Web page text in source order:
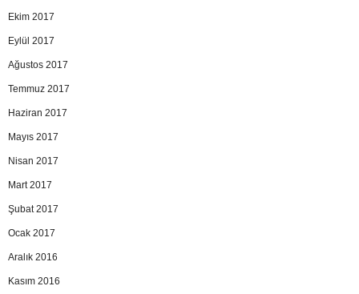
Ekim 2017
Eylül 2017
Ağustos 2017
Temmuz 2017
Haziran 2017
Mayıs 2017
Nisan 2017
Mart 2017
Şubat 2017
Ocak 2017
Aralık 2016
Kasım 2016